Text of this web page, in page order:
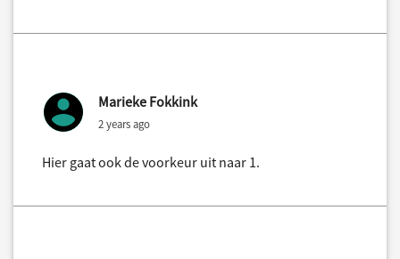
Marieke Fokkink
2 years ago
Hier gaat ook de voorkeur uit naar 1.